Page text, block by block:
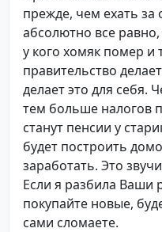
прежде, чем ехать за
абсолютно все равно,
у кого хомяк помер и
правительство
делает это для себя.
тем больше налогов
станут пенсии у
будет построить
заработать. Это
Если я разбила Ваши
покупайте новые,
сами сломаете.